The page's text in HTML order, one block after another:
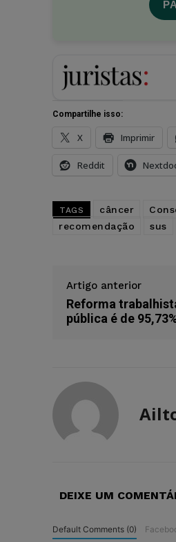
Compartilhe isso:
X Imprimir
Reddit
TAGS câncer
recomendação
sus
Artigo anterior
Reforma
pública é de
DEIXE UM
Default Comments (0)